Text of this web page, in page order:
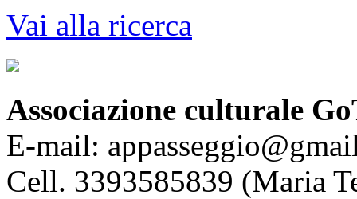
Vai alla ricerca
Associazione culturale
E-mail:
Cell. 3393585839 (Maria